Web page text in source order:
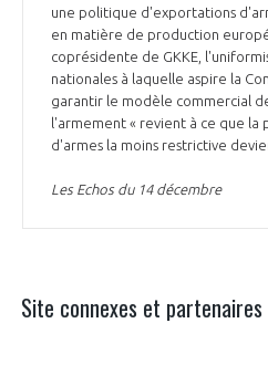
une politique d'exportations
en matière de production
coprésidente de GKKE,
nationales à laquelle aspire la
garantir le modèle commercial
l'armement « revient à ce que
d'armes la moins restrictive
Les Echos du 14 décembre
Site connexes et partenaires